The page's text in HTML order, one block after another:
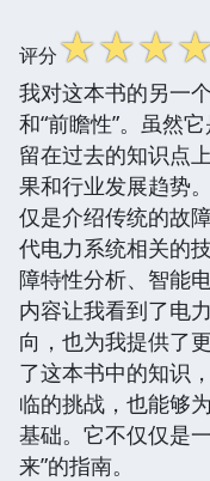
评分☆☆☆
我对这本书的另一
和“前瞻性”。虽然
留在过去的知识点
果和行业发展趋势
仅是介绍传统的故
代电力系统相关的
障特性分析、智能
内容让我看到了电
向，也为我提供了
了这本书中的知识
临的挑战，也能够
基础。它不仅仅是
来”的指南。